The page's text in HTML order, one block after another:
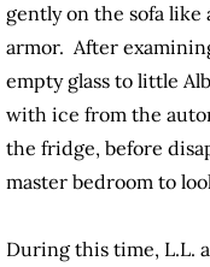
gently on the sofa
armor. After
empty glass to little
with ice from the
the fridge, before
master bedroom to
During this time, L.L.